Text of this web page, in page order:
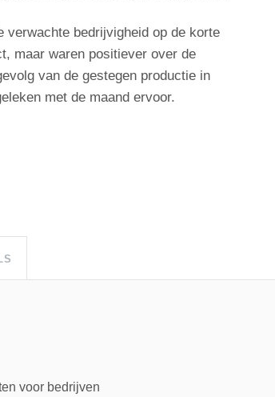
verwachte bedrijvigheid op de korte
maar waren positiever over de
van de gestegen productie in
met de maand ervoor.
voor bedrijven